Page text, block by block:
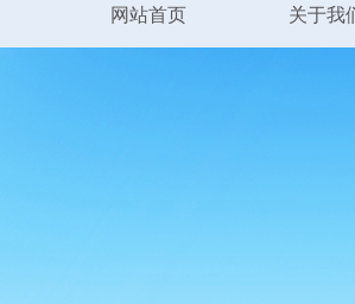
网站首页 关于我